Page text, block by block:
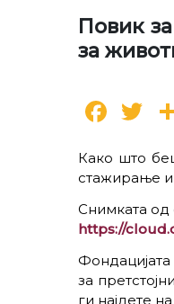
Повик
за
Како што
стажирање и
Снимката од
https://
за
ги најдете